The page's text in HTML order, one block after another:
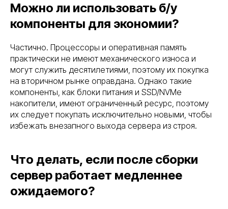
Можно ли использовать б/у
компоненты для экономии?
Частично. Процессоры и оперативная память
практически не имеют механического износа и
могут служить десятилетиями, поэтому их покупка
на вторичном рынке оправдана. Однако такие
компоненты, как блоки питания и SSD/NVMe
накопители, имеют ограниченный ресурс, поэтому
их следует покупать исключительно новыми, чтобы
избежать внезапного выхода сервера из строя.
Что делать, если после сборки
сервер работает медленнее
ожидаемого?